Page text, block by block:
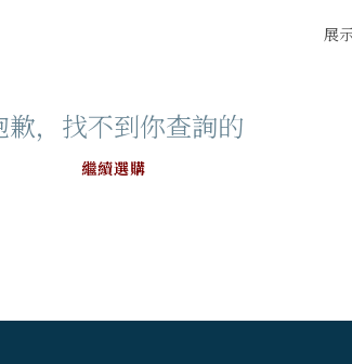
展
歉，找不到你查詢的
繼續選購